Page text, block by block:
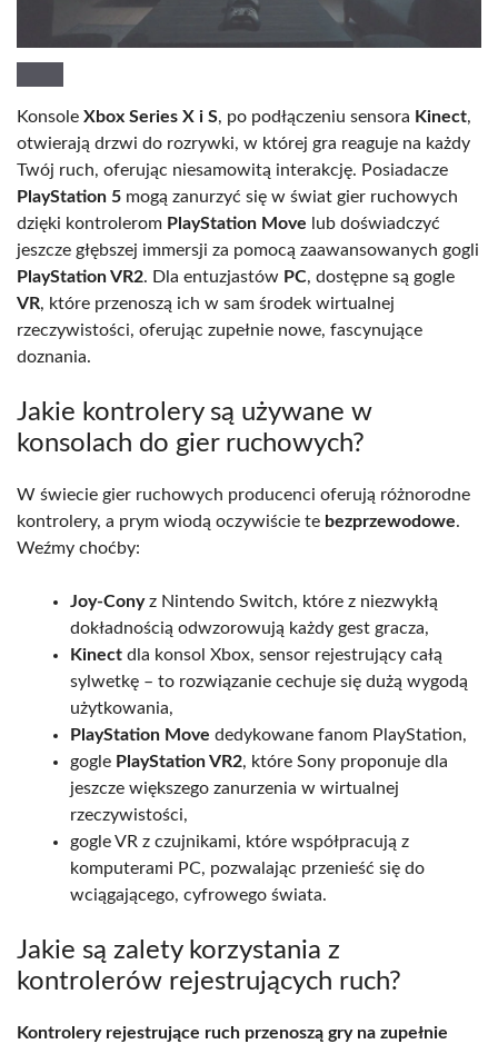
Konsole Xbox Series X i S, po podłączeniu sensora Kinect,
otwierają drzwi do rozrywki, w której gra reaguje na każdy
Twój ruch, oferując niesamowitą interakcję. Posiadacze
PlayStation 5 mogą zanurzyć się w świat gier ruchowych
dzięki kontrolerom PlayStation Move lub doświadczyć
jeszcze głębszej immersji za pomocą zaawansowanych gogli
PlayStation VR2. Dla entuzjastów PC, dostępne są gogle
VR, które przenoszą ich w sam środek wirtualnej
rzeczywistości, oferując zupełnie nowe, fascynujące
doznania.
Jakie kontrolery są używane w
konsolach do gier ruchowych?
W świecie gier ruchowych producenci oferują różnorodne
kontrolery, a prym wiodą oczywiście te bezprzewodowe.
Weźmy choćby:
Joy-Conyz Nintendo Switch, które z niezwykłą
dokładnością odwzorowują każdy gest gracza,
Kinect dla konsol Xbox, sensor rejestrujący całą
sylwetkę – to rozwiązanie cechuje się dużą wygodą
użytkowania,
PlayStation Move dedykowane fanom PlayStation,
gogle PlayStation VR2, które Sony proponuje dla
jeszcze większego zanurzenia w wirtualnej
rzeczywistości,
gogle VR z czujnikami, które współpracują z
komputerami PC, pozwalając przenieść się do
wciągającego, cyfrowego świata.
Jakie są zalety korzystania z
kontrolerów rejestrujących ruch?
Kontrolery rejestrujące ruch przenoszą gry na zupełnie